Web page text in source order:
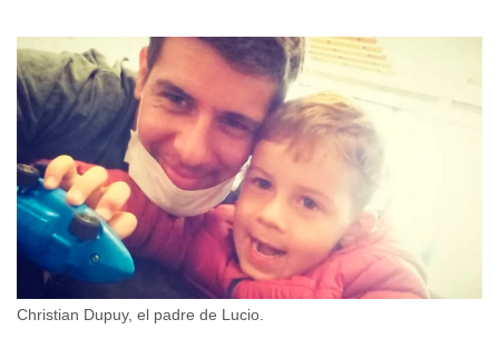
Christian Dupuy, el padre de Lucio.